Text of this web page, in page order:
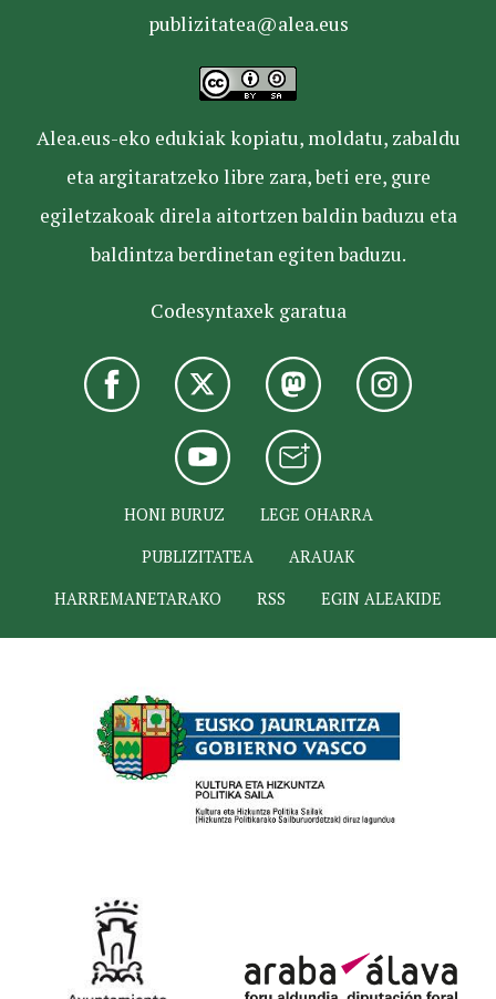
publizitatea@alea.eus
Alea.eus-eko edukiak kopiatu, moldatu, zabaldu
eta argitaratzeko libre zara, beti ere, gure
egiletzakoak direla aitortzen baldin baduzu eta
baldintza berdinetan egiten baduzu.
Codesyntaxek garatua
HONI BURUZ
LEGE OHARRA
PUBLIZITATEA
ARAUAK
HARREMANETARAKO
RSS EGIN ALEAKIDE